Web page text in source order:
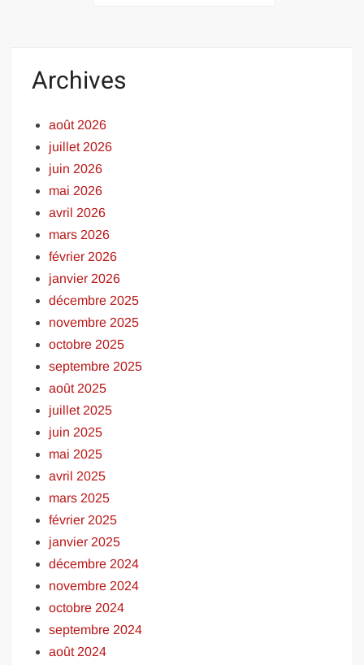
Archives
août 2026
juillet 2026
juin 2026
mai 2026
avril 2026
mars 2026
février 2026
janvier 2026
décembre 2025
novembre 2025
octobre 2025
septembre 2025
août 2025
juillet 2025
juin 2025
mai 2025
avril 2025
mars 2025
février 2025
janvier 2025
décembre 2024
novembre 2024
octobre 2024
septembre 2024
août 2024